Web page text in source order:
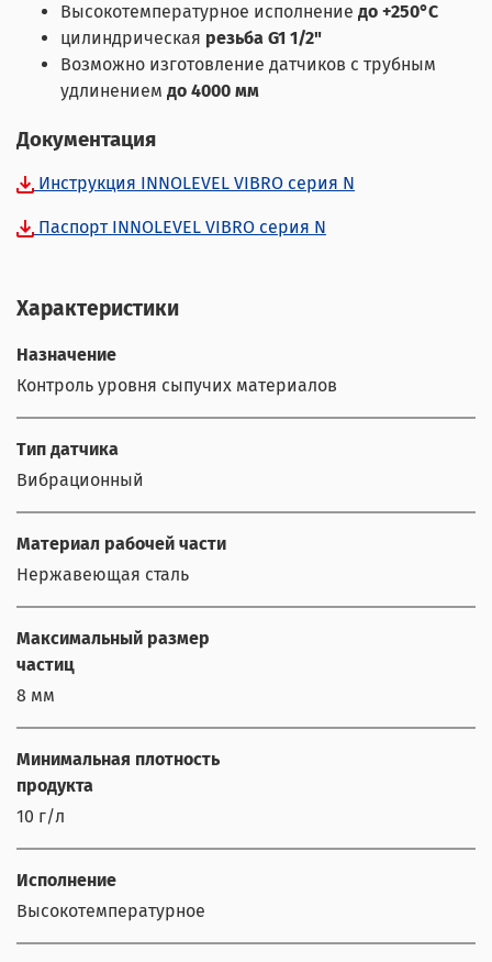
Высокотемпературное исполнение до +250°С
цилиндрическая резьба G1 1/2"
Возможно изготовление датчиков с трубным
удлинением до 4000 мм
Документация
Инструкция INNOLEVEL VIBRO серия N
Паспорт INNOLEVEL VIBRO серия N
Характеристики
Назначение
Контроль уровня сыпучих материалов
Тип датчика
Вибрационный
Материал рабочей части
Нержавеющая сталь
Максимальный размер
частиц
8 мм
Минимальная плотность
продукта
10 г/л
Исполнение
Высокотемпературное